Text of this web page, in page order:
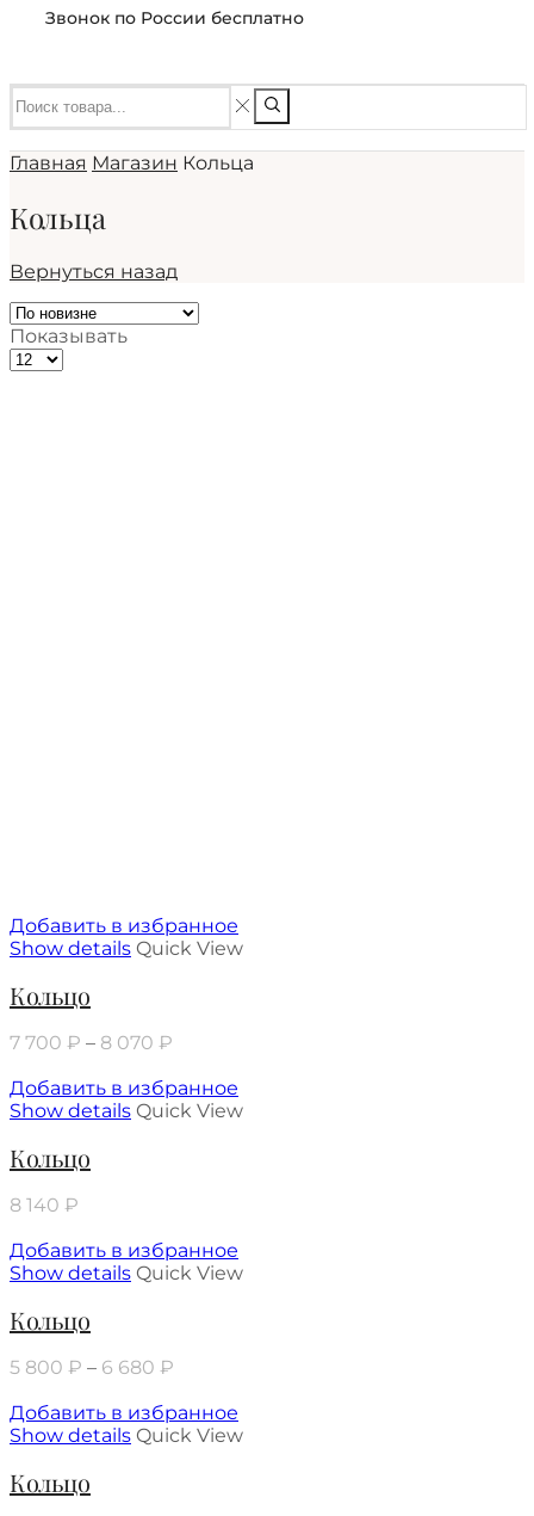
Звонок по России бесплатно
Главная Магазин Кольца
Кольца
Вернуться назад
Показывать
Добавить в избранное
Show details Quick View
Кольцо
7 700 ₽ – 8 070 ₽
Добавить в избранное
Show details Quick View
Кольцо
8 140 ₽
Добавить в избранное
Show details Quick View
Кольцо
5 800 ₽ – 6 680 ₽
Добавить в избранное
Show details Quick View
Кольцо